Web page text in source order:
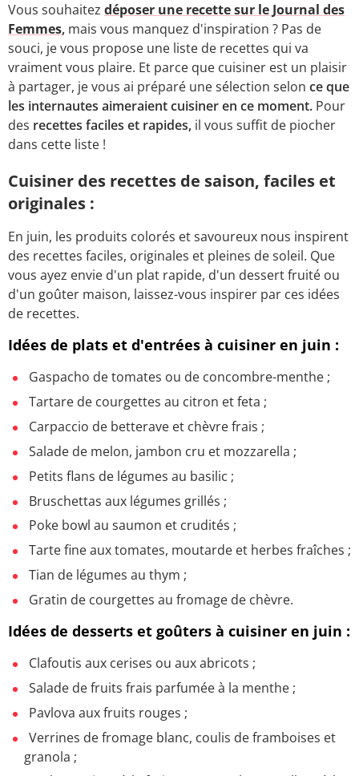
Vous souhaitez déposer une recette sur le Journal des
Femmes, mais vous manquez d'inspiration ? Pas de
souci, je vous propose une liste de recettes qui va
vraiment vous plaire. Et parce que cuisiner est un plaisir
à partager, je vous ai préparé une sélection selon ce que
les internautes aimeraient cuisiner en ce moment. Pour
des recettes faciles et rapides, il vous suffit de piocher
dans cette liste !
Cuisiner des recettes de saison, faciles et
originales :
En juin, les produits colorés et savoureux nous inspirent
des recettes faciles, originales et pleines de soleil. Que
vous ayez envie d'un plat rapide, d'un dessert fruité ou
d'un goûter maison, laissez-vous inspirer par ces idées
de recettes.
Idées de plats et d'entrées à cuisiner en juin :
Gaspacho de tomates ou de concombre-menthe ;
Tartare de courgettes au citron et feta ;
Carpaccio de betterave et chèvre frais ;
Salade de melon, jambon cru et mozzarella ;
Petits flans de légumes au basilic ;
Bruschettas aux légumes grillés ;
Poke bowl au saumon et crudités ;
Tarte fine aux tomates, moutarde et herbes fraîches ;
Tian de légumes au thym ;
Gratin de courgettes au fromage de chèvre.
Idées de desserts et goûters à cuisiner en juin :
Clafoutis aux cerises ou aux abricots ;
Salade de fruits frais parfumée à la menthe ;
Pavlova aux fruits rouges ;
Verrines de fromage blanc, coulis de framboises et
granola ;